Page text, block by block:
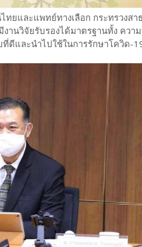
ยและแพทย์ทางเลือก กระทรวงส
านวิจัยรับรองได้มาตรฐานทั้ง ควา
และนำไปใช้ในการรักษาโควิด-